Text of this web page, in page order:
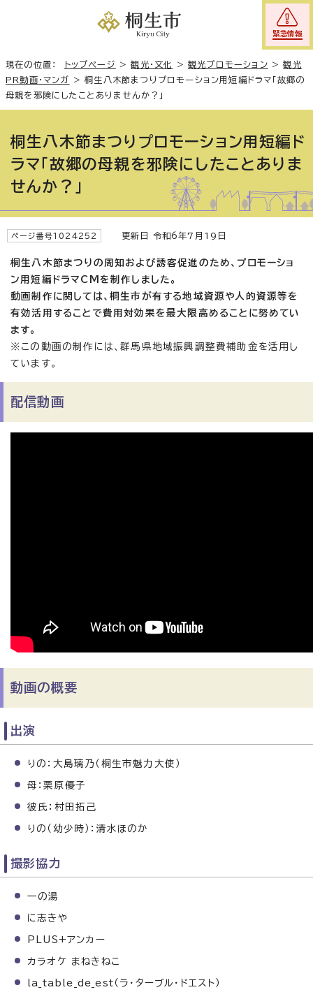
緊急情報
現在の位置： トップページ >観光・文化 >観光プロモーション >観光
PR動画・マンガ
>桐生八木節まつりプロモーション用短編ドラマ「故郷の
母親を邪険にしたことありませんか？」
桐生八木節まつりプロモーション用短編ド
ラマ「故郷の母親を邪険にしたことありま
せんか？」
ページ番号1024252 更新日 令和6年7月19日
桐生八木節まつりの周知および誘客促進のため、プロモーショ
ン用短編ドラマCMを制作しました。
動画制作に関しては、桐生市が有する地域資源や人的資源等を
有効活用することで費用対効果を最大限高めることに努めてい
ます。
※この動画の制作には、群馬県地域振興調整費補助金を活用し
ています。
配信動画
動画の概要
出演
りの：大島璃乃（桐生市魅力大使）
母：栗原優子
彼氏：村田拓己
りの（幼少時）：清水ほのか
撮影協力
一の湯
に志きや
PLUS+アンカー
カラオケ まねきねこ
la_table_de_est（ラ・ターブル・ドエスト）